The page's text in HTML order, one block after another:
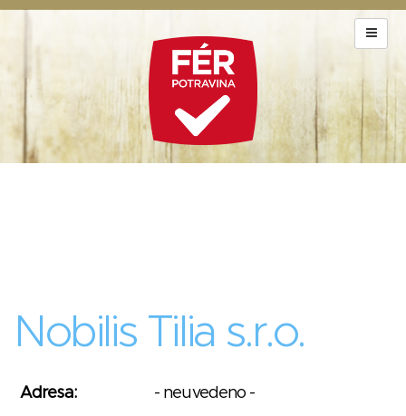
Nobilis Tilia s.r.o.
Adresa:
- neuvedeno -